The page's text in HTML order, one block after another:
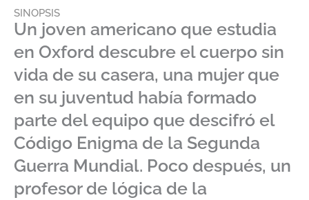
SINOPSIS
Un joven americano que estudia
en Oxford descubre el cuerpo sin
vida de su casera, una mujer que
en su juventud había formado
parte del equipo que descifró el
Código Enigma de la Segunda
Guerra Mundial. Poco después, un
profesor de lógica de la